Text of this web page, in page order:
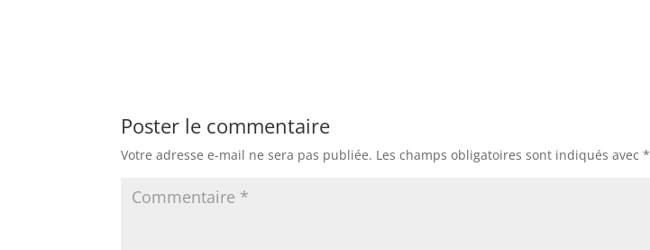
Poster le commentaire
Votre adresse e-mail ne sera pas publiée. Les champs obligatoires sont indiqués avec*